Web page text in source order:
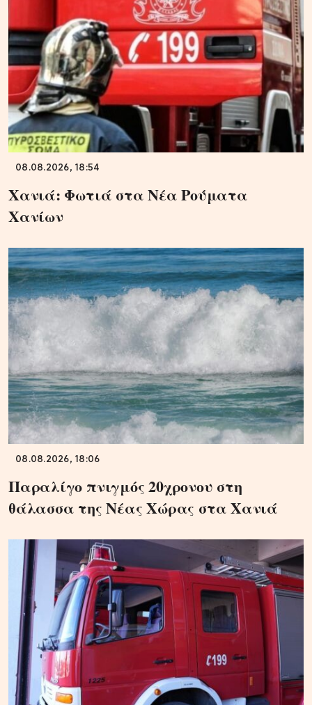
08.08.2026, 18:54
Χανιά: Φωτιά στα Νέα Ρούματα
Χανίων
08.08.2026, 18:06
Παραλίγο πνιγμός 20χρονου στη
θάλασσα της Νέας Χώρας στα Χανιά